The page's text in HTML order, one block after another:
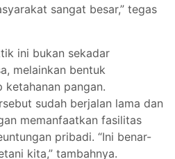
sangat besar,” tegas
ini bukan sekadar
melainkan bentuk
ketahanan pangan.
sudah berjalan lama dan
memanfaatkan fasilitas
pribadi. “Ini benar-
kita,” tambahnya.